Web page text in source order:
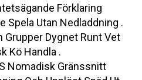
Förklaring
Spela Utan Nedladdning .
Dygnet Runt Vet
Kö Handla .
Nomadisk Gränssnitt